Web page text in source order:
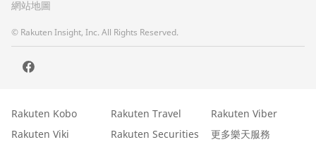
網站地圖
© Rakuten Insight, Inc. All Rights Reserved.
Rakuten Kobo Rakuten Travel
Rakuten Viber
Rakuten Viki
Rakuten Securities 更多樂天服務